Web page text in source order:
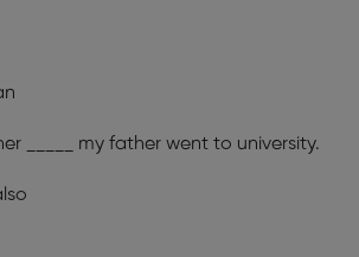
_____ my father went to university.